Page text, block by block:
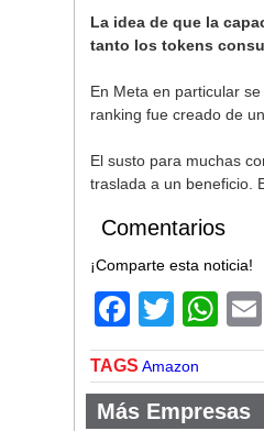
La idea de que la
tanto los tokens
En Meta en particular
ranking fue creado de
El susto para muchas
traslada a un beneficio.
Comentarios
¡Comparte esta noticia!
Twitter
TAGS Amazon
Más Empresas